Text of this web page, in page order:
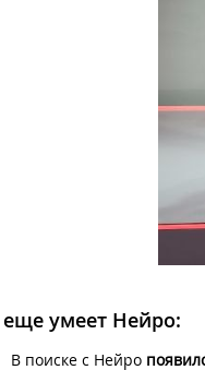
умеет Нейро:
В поиске с Нейро